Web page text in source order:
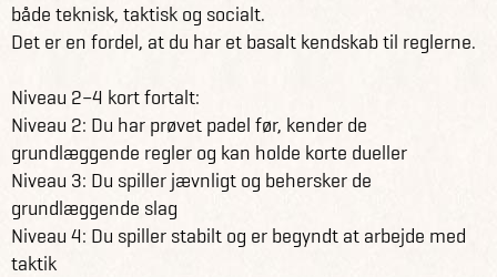
både teknisk, taktisk og socialt.
Det er en fordel, at du har et basalt kendskab til reglerne.
Niveau 2–4 kort fortalt:
Niveau 2: Du har prøvet padel før, kender de
grundlæggende regler og kan holde korte dueller
Niveau 3: Du spiller jævnligt og behersker de
grundlæggende slag
Niveau 4: Du spiller stabilt og er begyndt at arbejde med
taktik